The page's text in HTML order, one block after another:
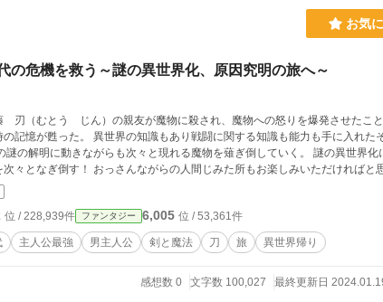
お気
の危機を救う～謎の異世界化、原因究明の旅へ～
刃（むとう じん）の親友が魔物に殺され、魔物への怒りを爆発させたこ
記憶が甦った。 異世界の知識もあり戦闘に関する知識も能力も手に入れた
謎の解明に動きながらも次々と現れる魔物を薙ぎ倒していく。 謎の異世界化
々となぎ倒す！ おっさんながらの人間じみた所もお楽しみいただければと
位 / 228,939件 ファンタジー 6,005 位 / 53,361件
主人公最強 男主人公 剣と魔法 刀 旅 異世界帰り
感想数 0 文字数 100,027 最終更新日